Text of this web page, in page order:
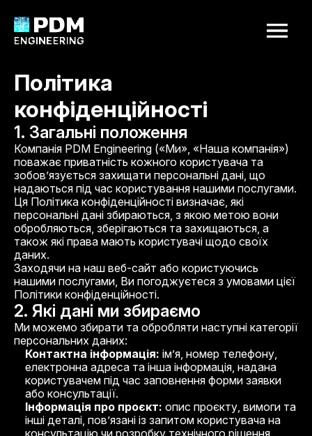
Головна
Про нас
Послуги
Наші проєкти
Контакти
Політика
конфіденційності
1. Загальні положення
Компанія PDM Engineering («Ми», «Наша компанія»)
поважає приватність кожного користувача та
зобов’язується захищати персональні дані, що
надаються під час користування нашими послугами.
Ця Політика конфіденційності визначає, які
персональні дані збираються, з якою метою вони
обробляються, зберігаються та захищаються, а
також які права мають користувачі щодо своїх
даних.
Заходячи на наш веб-сайт або користуючись
нашими послугами, Ви погоджуєтеся з умовами цієї
Політики конфіденційності.
2. Які дані ми збираємо
Ми можемо збирати та обробляти наступні категорії
персональних даних:
Контактна інформація: ім’я, номер телефону,
електронна адреса та інша інформація, надана
користувачем під час заповнення форми заявки
або консультації.
Інформація про проєкт: опис проєкту, вимоги та
інші деталі, пов’язані із запитом користувача на
консультацію чи розробку технічного рішення.
ms@pdm.systems
+380637629408
Ім'я
Номер телефону
Опис проєкту
*обов’язкове поле
Замовити консультацію
обговоримо ваш проєкт